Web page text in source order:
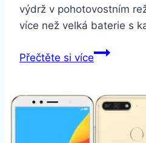
výdrž v pohotovostním
více než velká baterie s
Přečtěte si víceXiaomi
9
6GB/64GB